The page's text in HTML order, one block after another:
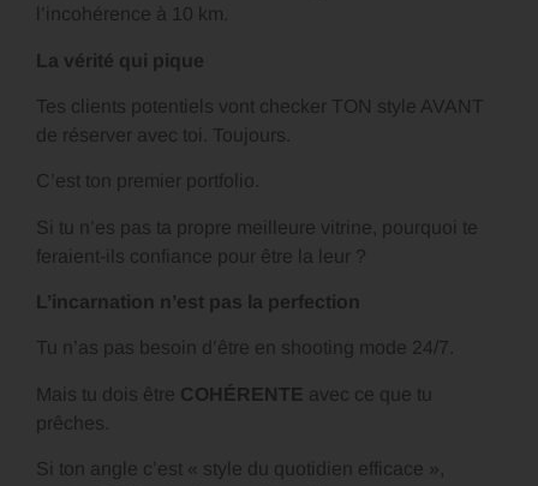
l’incohérence à 10 km.
La vérité qui pique
Tes clients potentiels vont checker TON style AVANT
de réserver avec toi. Toujours.
C’est ton premier portfolio.
Si tu n’es pas ta propre meilleure vitrine, pourquoi te
feraient-ils confiance pour être la leur ?
L’incarnation n’est pas la perfection
Tu n’as pas besoin d’être en shooting mode 24/7.
Mais tu dois être COHÉRENTE avec ce que tu
prêches.
Si ton angle c’est « style du quotidien efficace »,